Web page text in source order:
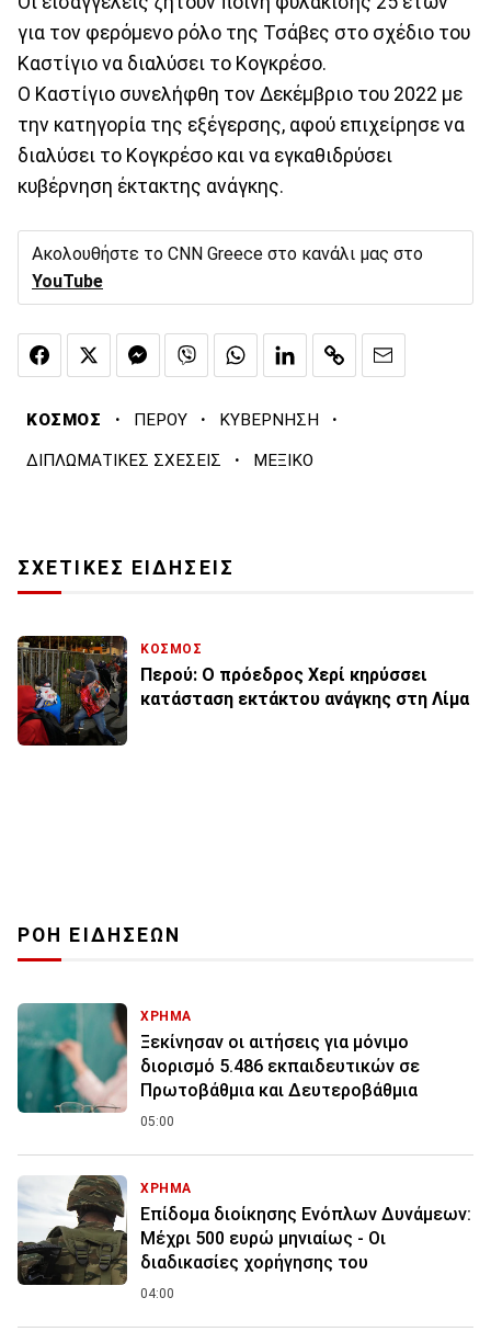
για τον φερόμενο ρόλο της Τσάβες στο σχέδιο του
Καστίγιο να διαλύσει το Κογκρέσο.
Ο Καστίγιο συνελήφθη τον Δεκέμβριο του 2022 με
την κατηγορία της εξέγερσης, αφού επιχείρησε να
διαλύσει το Κογκρέσο και να εγκαθιδρύσει
κυβέρνηση έκτακτης ανάγκης.
Ακολουθήστε το CNN Greece στο κανάλι μας στο
YouTube
ΚΟΣΜΟΣ · ΠΕΡΟΥ · ΚΥΒΕΡΝΗΣΗ ·
ΔΙΠΛΩΜΑΤΙΚΕΣ ΣΧΕΣΕΙΣ · ΜΕΞΙΚΟ
ΣΧΕΤΙΚΕΣ ΕΙΔΗΣΕΙΣ
ΚΟΣΜΟΣ
Περού: Ο πρόεδρος Χερί κηρύσσει
κατάσταση εκτάκτου ανάγκης στη Λίμα
ΡΟΗ ΕΙΔΗΣΕΩΝ
ΧΡΗΜΑ
Ξεκίνησαν οι αιτήσεις για μόνιμο
διορισμό 5.486 εκπαιδευτικών σε
Πρωτοβάθμια και Δευτεροβάθμια
05:00
ΧΡΗΜΑ
Επίδομα διοίκησης Ενόπλων Δυνάμεων:
Μέχρι 500 ευρώ μηνιαίως - Οι
διαδικασίες χορήγησης του
04:00